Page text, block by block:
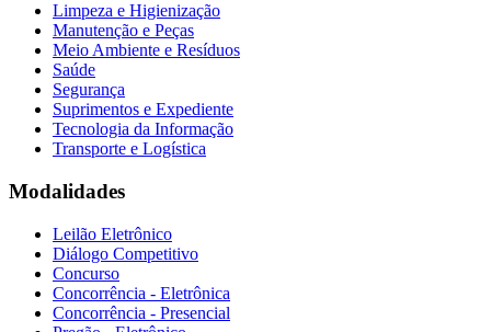
Limpeza e Higienização
Manutenção e Peças
Meio Ambiente e Resíduos
Saúde
Segurança
Suprimentos e Expediente
Tecnologia da Informação
Transporte e Logística
Modalidades
Leilão Eletrônico
Diálogo Competitivo
Concurso
Concorrência - Eletrônica
Concorrência - Presencial